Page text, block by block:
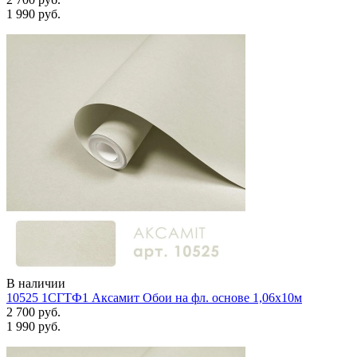
1 990 руб.
В наличии
10525 1СГТФ1 Аксамит Обои на фл. основе 1,06х10м
2 700 руб.
1 990 руб.